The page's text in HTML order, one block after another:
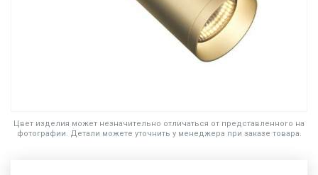
Цвет изделия может незначительно отличаться от представленного на
фотографии. Детали можете уточнить у менеджера при заказе товара.